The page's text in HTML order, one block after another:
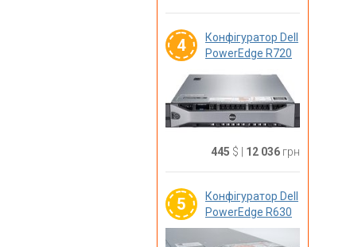
4
Конфігуратор Dell
PowerEdge R720
445 $ 12 036грн
5
Конфігуратор Dell
PowerEdge R630